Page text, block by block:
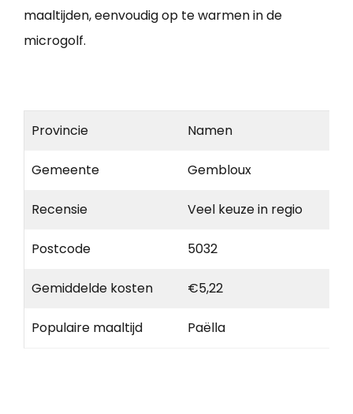
maaltijden, eenvoudig op te warmen in de
microgolf.
Provincie Namen
Gemeente Gembloux
Recensie Veel keuze in regio
Postcode 5032
Gemiddelde kosten €5,22
Populaire maaltijd Paëlla